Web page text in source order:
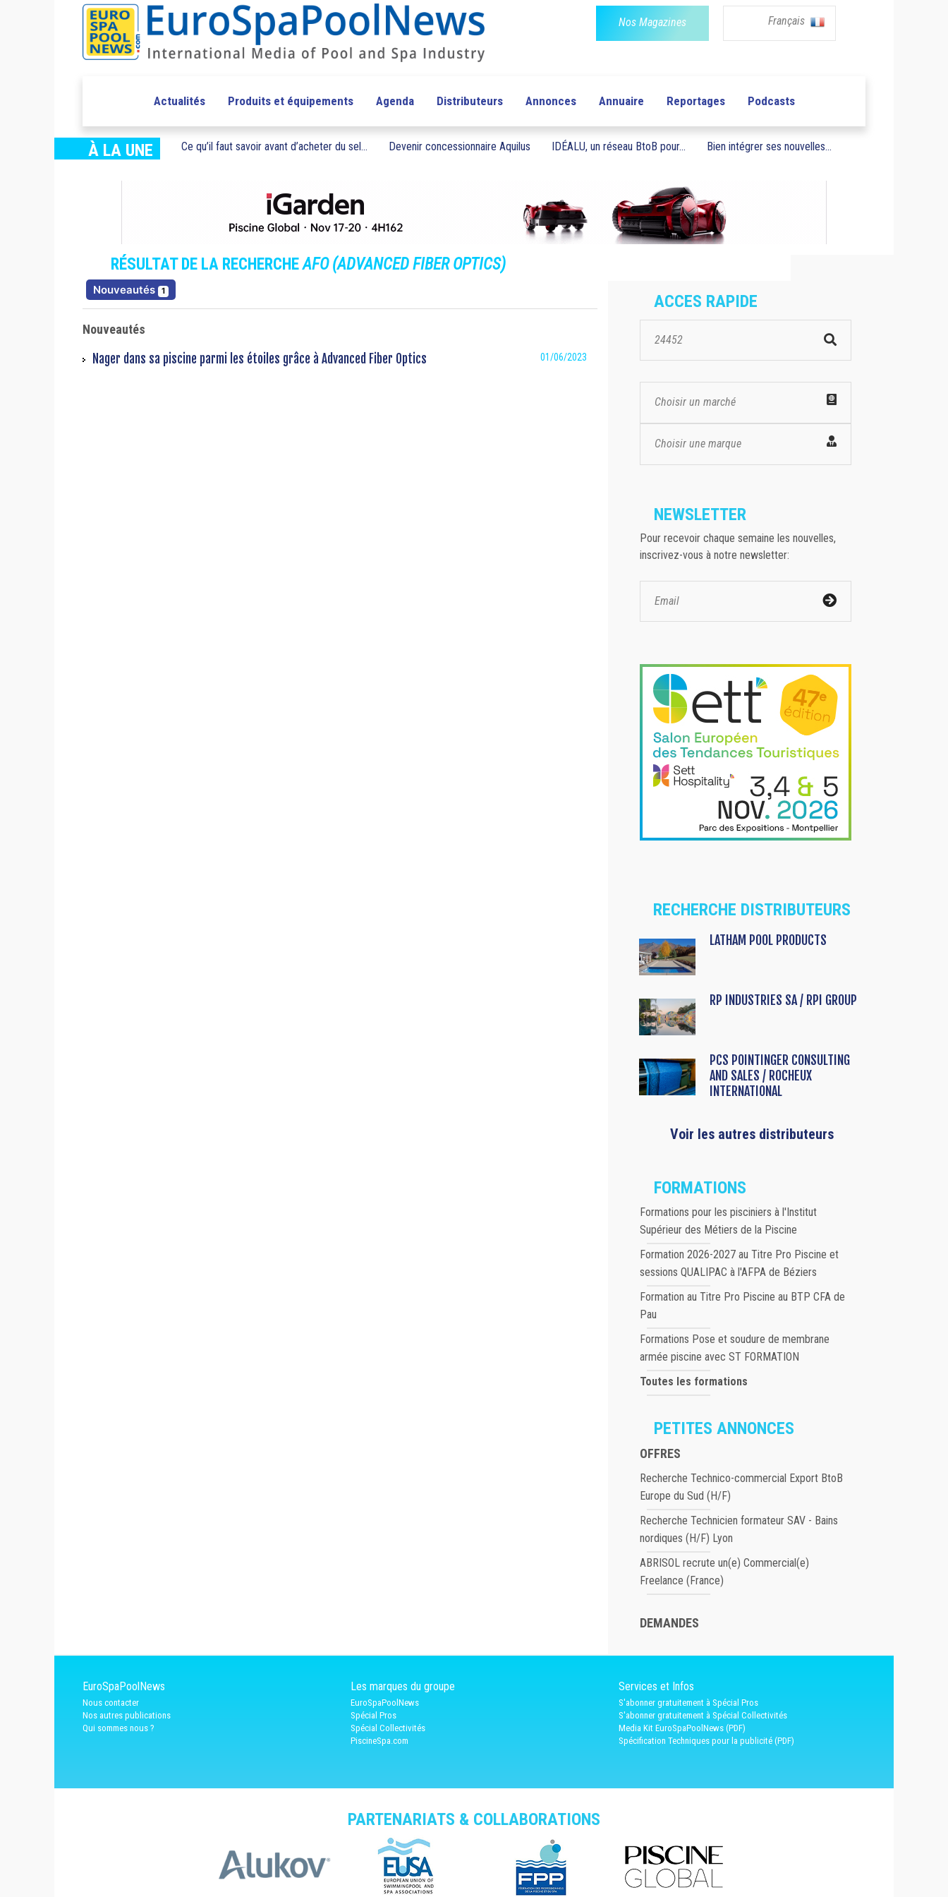
Nos Magazines Français
Actualités Produits et équipements Agenda Distributeurs Annonces Annuaire Reportages Podcasts
À LA UNE Ce qu’il faut savoir avant d’acheter du sel... Devenir concessionnaire Aquilus IDÉALU, un réseau BtoB pour... Bien intégrer ses nouvelles...
RÉSULTAT DE LA RECHERCHEAFO (ADVANCED FIBER OPTICS)
Nouveautés 1 résultats
Nouveautés
01/06/2023
Nager dans sa piscine parmi les étoiles grâce à Advanced Fiber Optics
ACCES RAPIDE
Choisir un marché
Choisir une marque
NEWSLETTER
Pour recevoir chaque semaine les nouvelles,
inscrivez-vous à notre newsletter:
RECHERCHE DISTRIBUTEURS
LATHAM POOL PRODUCTS
RP INDUSTRIES SA / RPI GROUP
PCS POINTINGER CONSULTING
AND SALES / ROCHEUX
INTERNATIONAL
Voir les autres distributeurs
FORMATIONS
Formations pour les pisciniers à l'Institut
Supérieur des Métiers de la Piscine
Formation 2026-2027 au Titre Pro Piscine et
sessions QUALIPAC à l'AFPA de Béziers
Formation au Titre Pro Piscine au BTP CFA de
Pau
Formations Pose et soudure de membrane
armée piscine avec ST FORMATION
Toutes les formations
PETITES ANNONCES
OFFRES
Recherche Technico-commercial Export BtoB
Europe du Sud (H/F)
Recherche Technicien formateur SAV - Bains
nordiques (H/F) Lyon
ABRISOL recrute un(e) Commercial(e)
Freelance (France)
DEMANDES
EuroSpaPoolNews
Nous contacter
Nos autres publications
Qui sommes nous ?
Les marques du groupe
EuroSpaPoolNews
Spécial Pros
Spécial Collectivités
PiscineSpa.com
Services et Infos
S'abonner gratuitement à Spécial Pros
S'abonner gratuitement à Spécial Collectivités
Media Kit EuroSpaPoolNews (PDF)
Spécification Techniques pour la publicité (PDF)
PARTENARIATS & COLLABORATIONS